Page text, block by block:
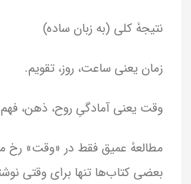
نتیجهٔ کلی (به زبان ساده)
زمان یعنی ساعت، روز، تقویم.
وقت یعنی آمادگیِ روح، ذهن،
مطالعهٔ عمیق فقط در «وقت» رخ
بعضی کتاب‌ها تنها برای وقتی